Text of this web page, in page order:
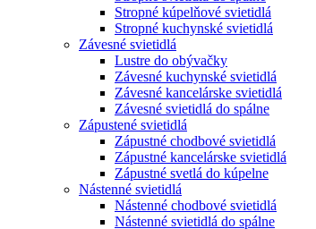
Stropné kúpelňové svietidlá
Stropné kuchynské svietidlá
Závesné svietidlá
Lustre do obývačky
Závesné kuchynské svietidlá
Závesné kancelárske svietidlá
Závesné svietidlá do spálne
Zápustené svietidlá
Zápustné chodbové svietidlá
Zápustné kancelárske svietidlá
Zápustné svetlá do kúpelne
Nástenné svietidlá
Nástenné chodbové svietidlá
Nástenné svietidlá do spálne